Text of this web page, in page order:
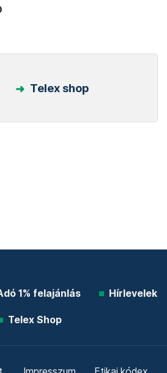
Telex shop
1% felajánlás Hírlevelek
Telex Shop